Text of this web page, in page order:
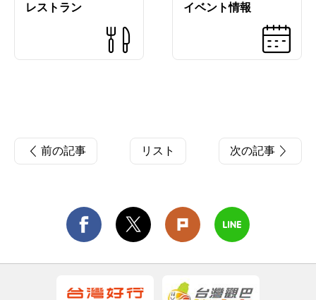
レストラン イベント情報
前の記事 リスト 次の記事